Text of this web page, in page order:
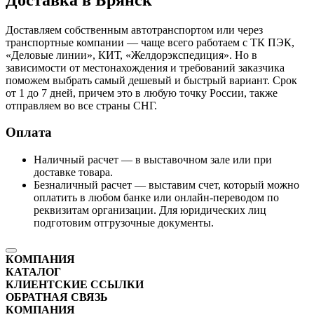
Доставляем собственным автотранспортом или через
транспортные компании — чаще всего работаем с ТК ПЭК,
«Деловые линии», КИТ, «Желдорэкспедиция». Но в
зависимости от местонахождения и требований заказчика
поможем выбрать самый дешевый и быстрый вариант. Срок
от 1 до 7 дней, причем это в любую точку России, также
отправляем во все страны СНГ.
Оплата
Наличный расчет — в выставочном зале или при
доставке товара.
Безналичный расчет — выставим счет, который можно
оплатить в любом банке или онлайн-переводом по
реквизитам организации. Для юридических лиц
подготовим отгрузочные документы.
КОМПАНИЯ
КАТАЛОГ
КЛИЕНТСКИЕ ССЫЛКИ
ОБРАТНАЯ СВЯЗЬ
КОМПАНИЯ